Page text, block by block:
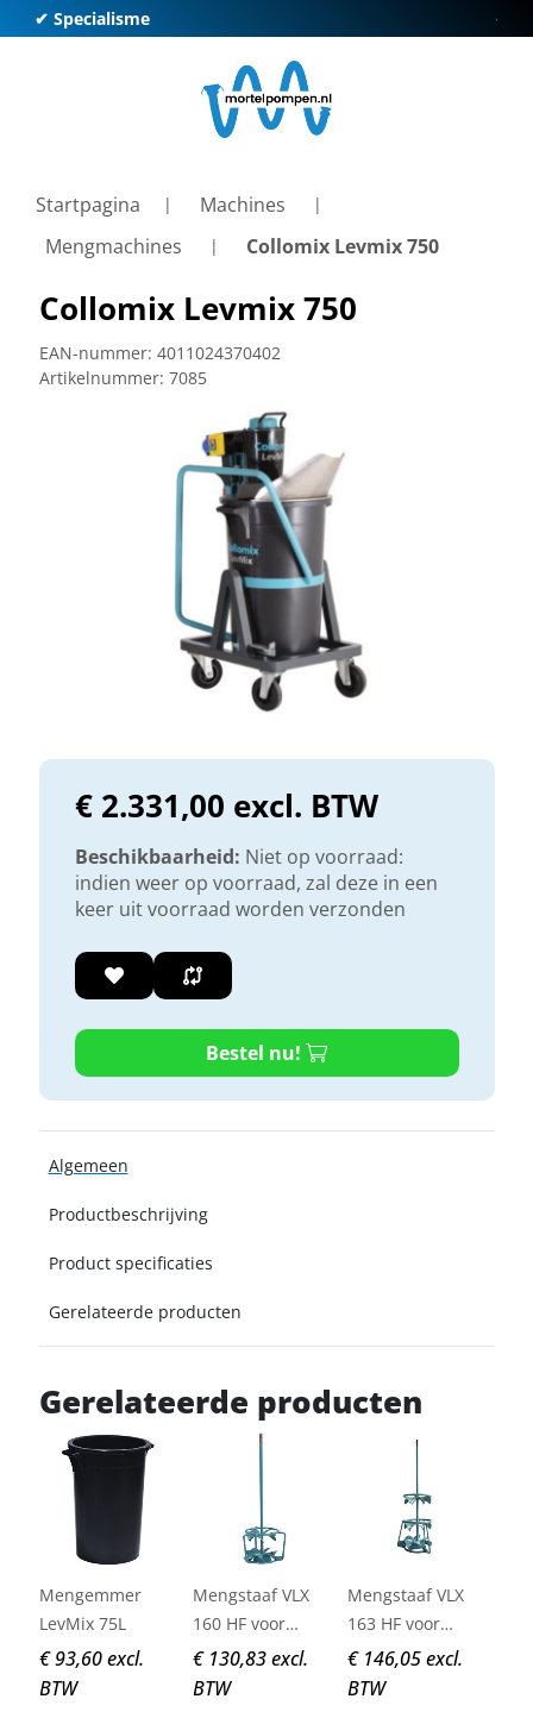
✔ Specialisme ✔
Startpagina
Machines
Mengmachines
Collomix Levmix 750
Collomix Levmix 750
EAN-nummer: 4011024370402
Artikelnummer: 7085
€ 2.331,00 excl. BTW
Beschikbaarheid: Niet op voorraad:
indien weer op voorraad, zal deze in een
keer uit voorraad worden verzonden
Bestel nu!
Algemeen
Productbeschrijving
Product specificaties
Gerelateerde producten
Gerelateerde producten
Mengemmer
LevMix 75L
€ 93,60 excl.
BTW
Mengstaaf VLX
160 HF voor
LevMix
€ 130,83 excl.
BTW
Mengstaaf VLX
163 HF voor
LevMix
€ 146,05 excl.
BTW